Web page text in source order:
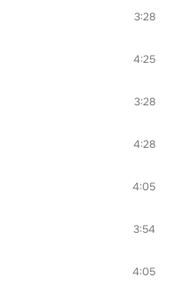
3:28
4:25
3:28
4:28
4:05
3:54
4:05